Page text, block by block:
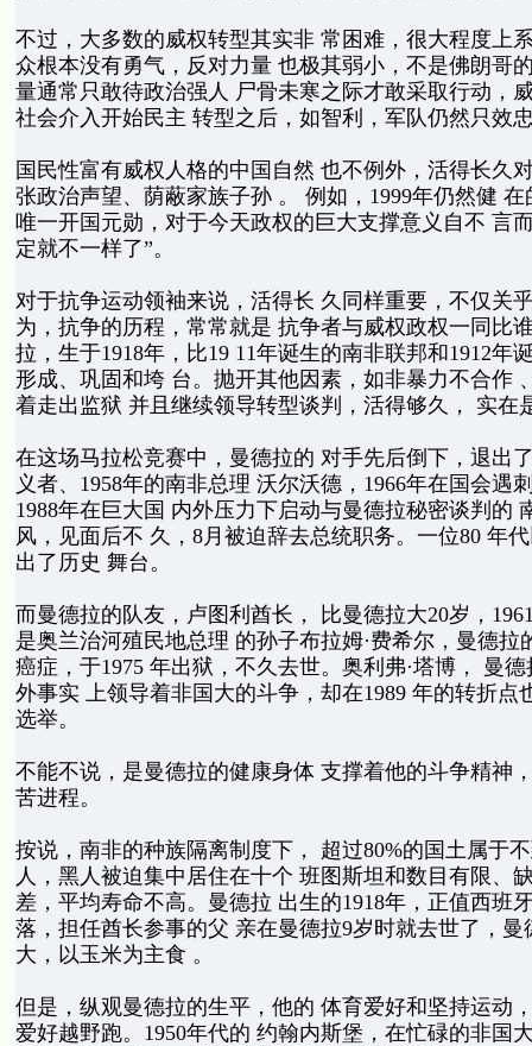
不过，大多数的威权转型其实非 常困难，很大程度上
众根本没有勇气，反对力量 也极其弱小，不是佛朗哥
量通常只敢待政治强人 尸骨未寒之际才敢采取行动，
社会介入开始民主 转型之后，如智利，军队仍然只效
国民性富有威权人格的中国自然 也不例外，活得长久
张政治声望、荫蔽家族子孙 。 例如，1999年仍然健
唯一开国元勋，对于今天政权的巨大支撑意义自不 言
定就不一样了”。
对于抗争运动领袖来说，活得长 久同样重要，不仅关
为，抗争的历程，常常就是 抗争者与威权政权一同比
拉，生于1918年，比19 11年诞生的南非联邦和1912
形成、巩固和垮 台。抛开其他因素，如非暴力不合作
着走出监狱 并且继续领导转型谈判，活得够久， 实在
在这场马拉松竞赛中，曼德拉的 对手先后倒下，退出
义者、1958年的南非总理 沃尔沃德，1966年在国会
1988年在巨大国 内外压力下启动与曼德拉秘密谈判的
风，见面后不 久，8月被迫辞去总统职务。一位80 年
出了历史 舞台。
而曼德拉的队友，卢图利酋长， 比曼德拉大20岁，
是奥兰治河殖民地总理 的孙子布拉姆·费希尔，曼德
癌症，于1975 年出狱，不久去世。奥利弗·塔博， 曼
外事实 上领导着非国大的斗争，却在1989 年的转折
选举。
不能不说，是曼德拉的健康身体 支撑着他的斗争精神
苦进程。
按说，南非的种族隔离制度下， 超过80%的国土属于
人，黑人被迫集中居住在十个 班图斯坦和数目有限、
差，平均寿命不高。曼德拉 出生的1918年，正值西班
落，担任酋长参事的父 亲在曼德拉9岁时就去世了，
大，以玉米为主食 。
但是，纵观曼德拉的生平，他的 体育爱好和坚持运动
爱好越野跑。1950年代的 约翰内斯堡，在忙碌的非国